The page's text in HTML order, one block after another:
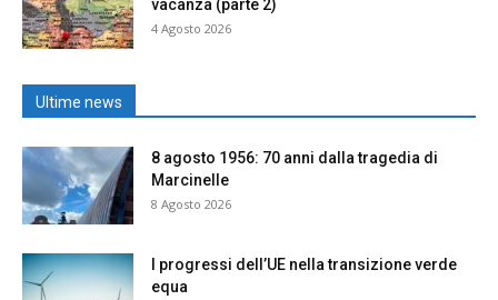
vacanza (parte 2)
4 Agosto 2026
Ultime news
8 agosto 1956: 70 anni dalla tragedia di
Marcinelle
8 Agosto 2026
I progressi dell’UE nella transizione verde
equa